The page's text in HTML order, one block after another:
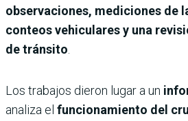
observaciones, mediciones de
conteos vehiculares y una
de tránsito.
Los trabajos dieron lugar a un
analiza el funcionamiento del